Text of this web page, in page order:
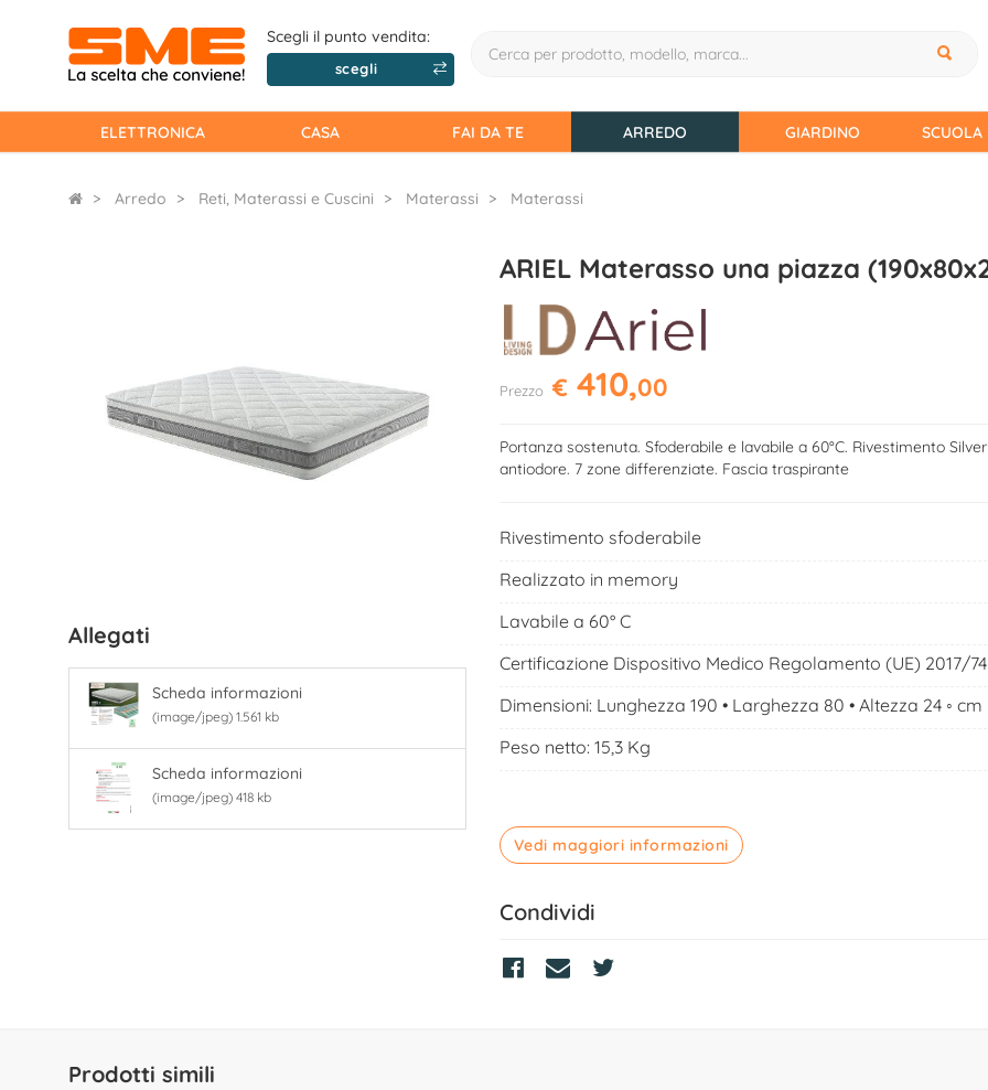
Scegli il punto vendita:
scegli
ELETTRONICA CASA FAI DA TE ARREDO GIARDINO SCUOLA
Arredo Reti, Materassi e Cuscini Materassi Materassi
Allegati
Scheda informazioni
(image/jpeg) 1.561 kb
Scheda informazioni
(image/jpeg) 418 kb
ARIEL Materasso una piazza
Prezzo € 410,00
Portanza sostenuta. Sfoderabile e lavabile a 60°C. Rivestimento
antiodore. 7 zone differenziate. Fascia traspirante
Rivestimento sfoderabile
Realizzato in memory
Lavabile a 60° C
Certificazione Dispositivo Medico Regolamento (UE) 2017/
Dimensioni: Lunghezza 190 • Larghezza 80 • Altezza 24 ◦ cm
Peso netto: 15,3 Kg
Vedi maggiori informazioni
Condividi
Prodotti simili